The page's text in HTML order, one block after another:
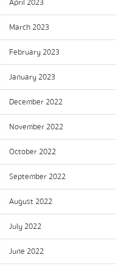
April 2023
March 2023
February 2023
January 2023
December 2022
November 2022
October 2022
September 2022
August 2022
July 2022
June 2022